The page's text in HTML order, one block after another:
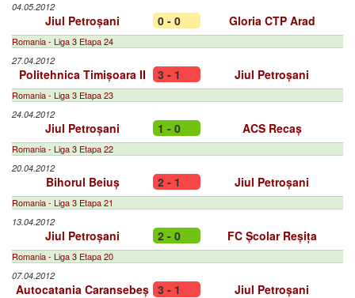
04.05.2012
Jiul Petroșani 0 - 0 Gloria CTP Arad
Romania - Liga 3 Etapa 24
27.04.2012
Politehnica Timișoara II 3 - 1 Jiul Petroșani
Romania - Liga 3 Etapa 23
24.04.2012
Jiul Petroșani 1 - 0 ACS Recaș
Romania - Liga 3 Etapa 22
20.04.2012
Bihorul Beiuș 2 - 1 Jiul Petroșani
Romania - Liga 3 Etapa 21
13.04.2012
Jiul Petroșani 2 - 0 FC Școlar Reșița
Romania - Liga 3 Etapa 20
07.04.2012
Autocatania Caransebeș 3 - 1 Jiul Petroșani